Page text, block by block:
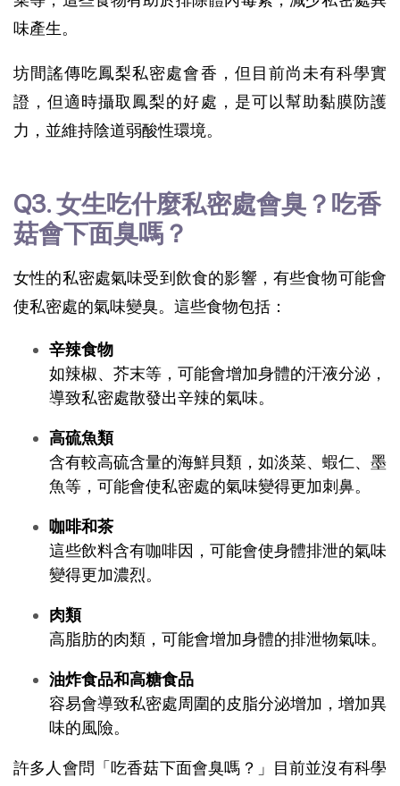
味產生。
坊間謠傳吃鳳梨私密處會香，但目前尚未有科學實
證，但適時攝取鳳梨的好處，是可以幫助黏膜防護
力，並維持陰道弱酸性環境。
Q3. 女生吃什麼私密處會臭？吃香
菇會下面臭嗎？
女性的私密處氣味受到飲食的影響，有些食物可能會
使私密處的氣味變臭。這些食物包括：
辛辣食物
如辣椒、芥末等，可能會增加身體的汗液分泌，
導致私密處散發出辛辣的氣味。
高硫魚類
含有較高硫含量的海鮮貝類，如淡菜、蝦仁、墨
魚等，可能會使私密處的氣味變得更加刺鼻。
咖啡和茶
這些飲料含有咖啡因，可能會使身體排泄的氣味
變得更加濃烈。
肉類
高脂肪的肉類，可能會增加身體的排泄物氣味。
油炸食品和高糖食品
容易會導致私密處周圍的皮脂分泌增加，增加異
味的風險。
許多人會問「吃香菇下面會臭嗎？」目前並沒有科學